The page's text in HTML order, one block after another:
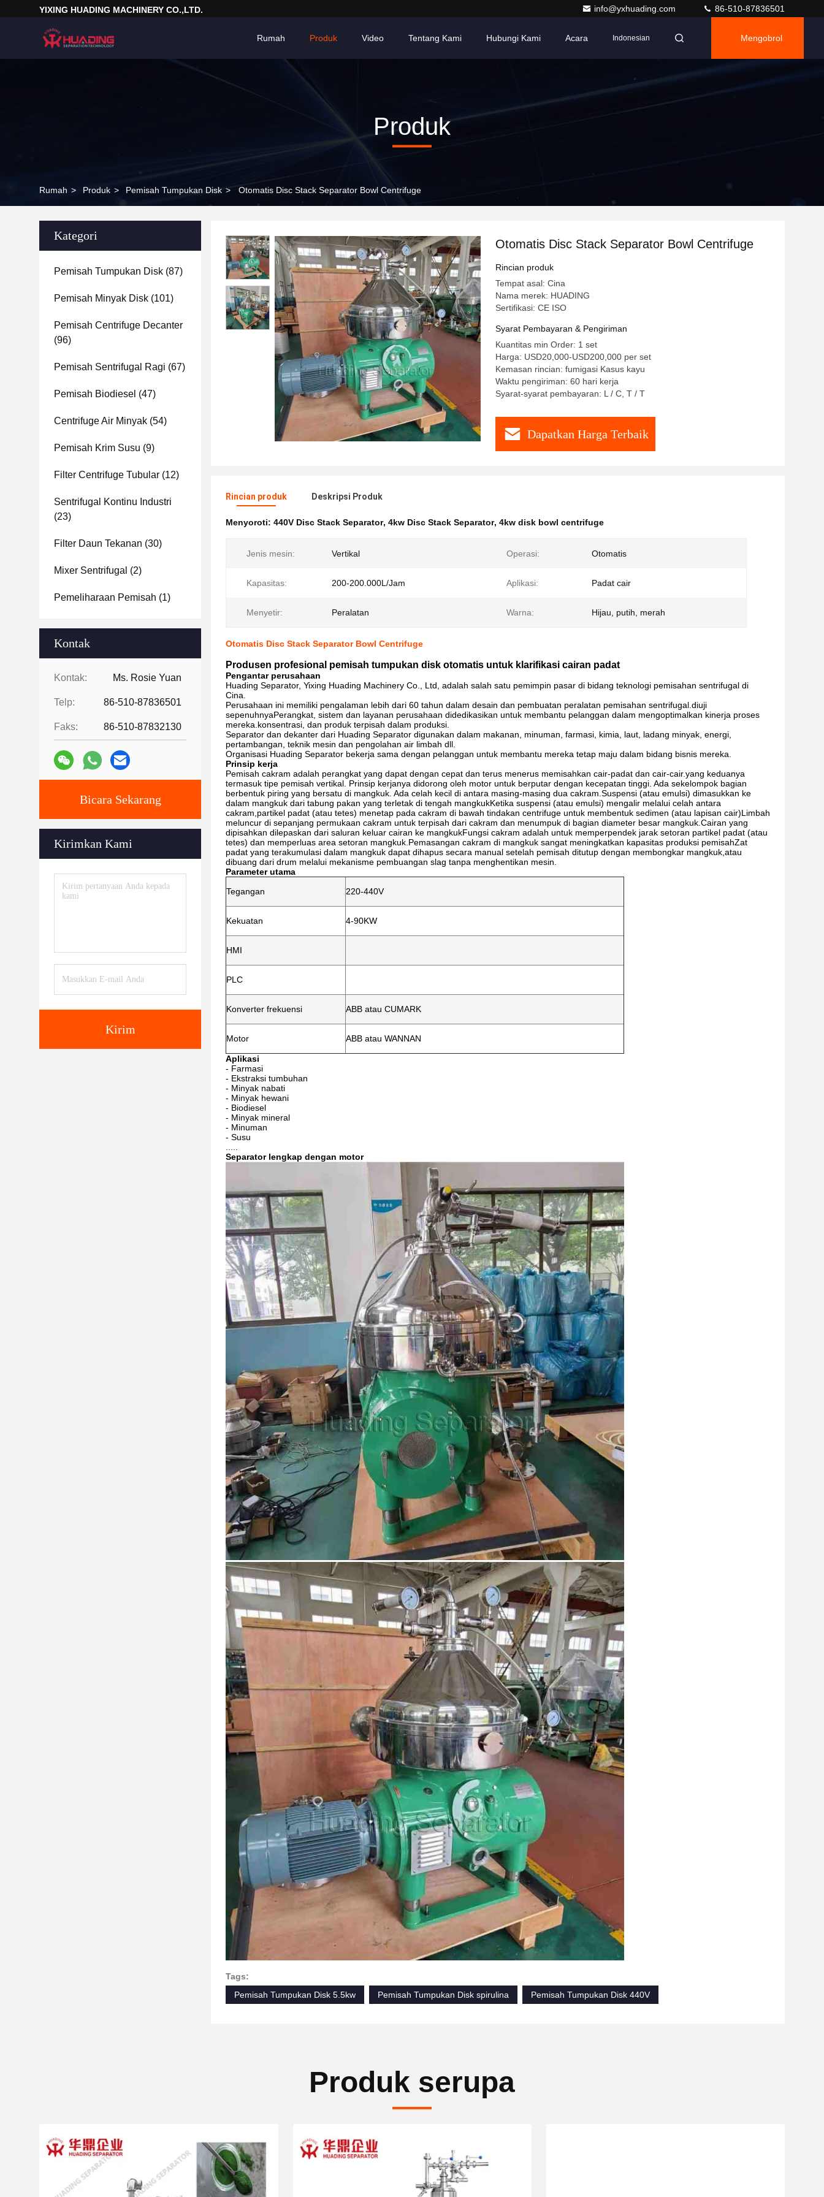
YIXING HUADING MACHINERY CO.,LTD. info@yxhuading.com 86-510-87836501
Rumah Produk Video Tentang Kami Hubungi Kami Acara Indonesian Mengobrol
Produk
Rumah > Produk > Pemisah Tumpukan Disk > Otomatis Disc Stack Separator Bowl Centrifuge
Kategori
Pemisah Tumpukan Disk (87)
Pemisah Minyak Disk (101)
Pemisah Centrifuge Decanter
(96)
Pemisah Sentrifugal Ragi (67)
Pemisah Biodiesel (47)
Centrifuge Air Minyak (54)
Pemisah Krim Susu (9)
Filter Centrifuge Tubular (12)
Sentrifugal Kontinu Industri
(23)
Filter Daun Tekanan (30)
Mixer Sentrifugal (2)
Pemeliharaan Pemisah (1)
Kontak
Kontak: Ms. Rosie Yuan
Telp: 86-510-87836501
Faks: 86-510-87832130
Bicara Sekarang
Kirimkan Kami
Kirim
Otomatis Disc Stack Separator Bowl Centrifuge
Rincian produk
Tempat asal: Cina
Nama merek: HUADING
Sertifikasi: CE ISO
Syarat Pembayaran & Pengiriman
Kuantitas min Order: 1 set
Harga: USD20,000-USD200,000 per set
Kemasan rincian: fumigasi Kasus kayu
Waktu pengiriman: 60 hari kerja
Syarat-syarat pembayaran: L / C, T / T
Dapatkan Harga Terbaik
Rincian produk Deskripsi Produk
Menyoroti: 440V Disc Stack Separator, 4kw Disc Stack Separator, 4kw disk bowl centrifuge
Jenis mesin: Vertikal Operasi: Otomatis
Kapasitas: 200-200.000L/Jam Aplikasi: Padat cair
Menyetir: Peralatan Warna: Hijau, putih, merah
Otomatis Disc Stack Separator Bowl Centrifuge
Produsen profesional pemisah tumpukan disk otomatis untuk klarifikasi cairan padat
Pengantar perusahaan
Huading Separator, Yixing Huading Machinery Co., Ltd, adalah salah satu pemimpin pasar di bidang teknologi pemisahan sentrifugal di
Cina.
Perusahaan ini memiliki pengalaman lebih dari 60 tahun dalam desain dan pembuatan peralatan pemisahan sentrifugal.diuji
sepenuhnyaPerangkat, sistem dan layanan perusahaan didedikasikan untuk membantu pelanggan dalam mengoptimalkan kinerja proses
mereka.konsentrasi, dan produk terpisah dalam produksi.
Separator dan dekanter dari Huading Separator digunakan dalam makanan, minuman, farmasi, kimia, laut, ladang minyak, energi,
pertambangan, teknik mesin dan pengolahan air limbah dll.
Organisasi Huading Separator bekerja sama dengan pelanggan untuk membantu mereka tetap maju dalam bidang bisnis mereka.
Prinsip kerja
Pemisah cakram adalah perangkat yang dapat dengan cepat dan terus menerus memisahkan cair-padat dan cair-cair.yang keduanya
termasuk tipe pemisah vertikal. Prinsip kerjanya didorong oleh motor untuk berputar dengan kecepatan tinggi. Ada sekelompok bagian
berbentuk piring yang bersatu di mangkuk. Ada celah kecil di antara masing-masing dua cakram.Suspensi (atau emulsi) dimasukkan ke
dalam mangkuk dari tabung pakan yang terletak di tengah mangkukKetika suspensi (atau emulsi) mengalir melalui celah antara
cakram,partikel padat (atau tetes) menetap pada cakram di bawah tindakan centrifuge untuk membentuk sedimen (atau lapisan cair)Limbah
meluncur di sepanjang permukaan cakram untuk terpisah dari cakram dan menumpuk di bagian diameter besar mangkuk.Cairan yang
dipisahkan dilepaskan dari saluran keluar cairan ke mangkukFungsi cakram adalah untuk memperpendek jarak setoran partikel padat (atau
tetes) dan memperluas area setoran mangkuk.Pemasangan cakram di mangkuk sangat meningkatkan kapasitas produksi pemisahZat
padat yang terakumulasi dalam mangkuk dapat dihapus secara manual setelah pemisah ditutup dengan membongkar mangkuk,atau
dibuang dari drum melalui mekanisme pembuangan slag tanpa menghentikan mesin.
Parameter utama
Tegangan
220-440V
Kekuatan 4-90KW
HMI
PLC
Konverter frekuensi ABB atau CUMARK
Motor ABB atau WANNAN
Aplikasi
- Farmasi
- Ekstraksi tumbuhan
- Minyak nabati
- Minyak hewani
- Biodiesel
- Minyak mineral
- Minuman
- Susu
Separator lengkap dengan motor
Tags:
Pemisah Tumpukan Disk 5.5kw
Pemisah Tumpukan Disk spirulina Pemisah Tumpukan Disk 440V
Produk serupa